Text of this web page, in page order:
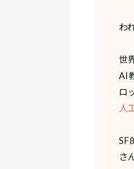
わ
世
AI
ロ
人
SF
さ